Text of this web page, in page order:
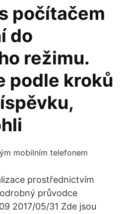
počítačem
do
režimu.
podle kroků
prostřednictvím
průvodce
2017/05/31 Zde jsou